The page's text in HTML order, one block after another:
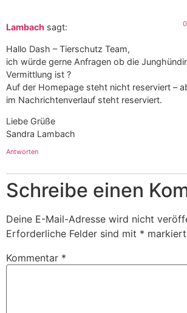
Lambach sagt:
Hallo Dash – Tierschutz Team,
ich würde gerne Anfragen ob die
Vermittlung ist ?
Auf der Homepage steht nicht reserviert –
im Nachrichtenverlauf steht reserviert.
Liebe Grüße
Sandra Lambach
Antworten
Schreibe einen
Deine E-Mail-Adresse wird nicht
Erforderliche Felder sind mit * markiert
Kommentar *